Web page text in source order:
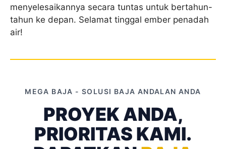
menyelesaikannya secara tuntas untuk bertahun-
tahun ke depan. Selamat tinggal ember penadah
air!
MEGA BAJA - SOLUSI BAJA ANDALAN ANDA
PROYEK ANDA,
PRIORITAS KAMI.